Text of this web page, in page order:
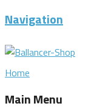
Navigation
Home
Main Menu